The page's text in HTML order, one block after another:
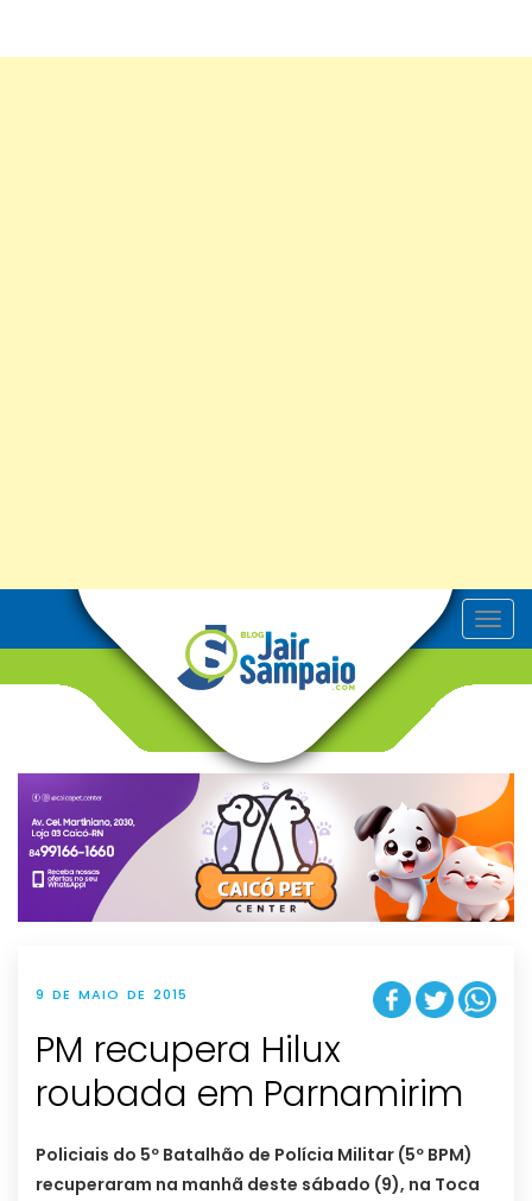
T
o
v
g
t
i
o
n
9 DE MAIO DE 2015
PM recupera Hilux
roubada em Parnamirim
Policiais do 5º Batalhão de Polícia Militar (5º BPM)
recuperaram na manhã deste sábado (9), na Toca